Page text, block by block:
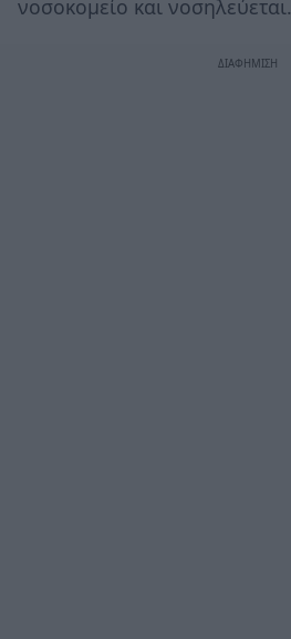
νοσοκομείο και νοσηλεύεται.